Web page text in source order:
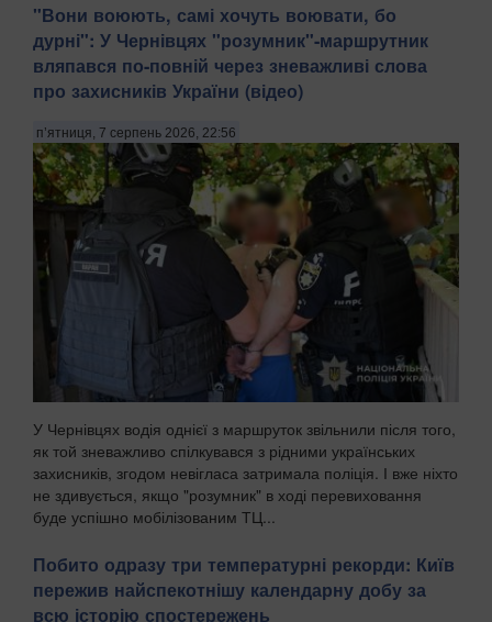
​"Вони воюють, самі хочуть воювати, бо
дурні": У Чернівцях "розумник"-маршрутник
вляпався по-повній через зневажливі слова
про захисників України (відео)
п’ятниця, 7 серпень 2026, 22:56
У Чернівцях водія однієї з маршруток звільнили після того,
як той зневажливо спілкувався з рідними українських
захисників, згодом невігласа затримала поліція. І вже ніхто
не здивується, якщо "розумник" в ході перевиховання
буде успішно мобілізованим ТЦ...
Побито одразу три температурні рекорди: Київ
пережив найспекотнішу календарну добу за
всю історію спостережень